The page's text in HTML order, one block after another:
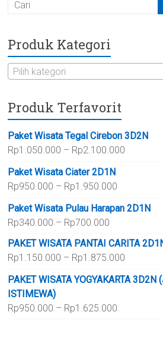
Produk Kategori
Pilih kategori
Produk Terfavorit
Paket Wisata Tegal Cirebon 3D2N
Rp1.050.000 – Rp2.100.000
Paket Wisata Ciater 2D1N
Rp950.000 – Rp1.950.000
Rp950.000
Paket Wisata Pulau Harapan 2D1N
Rp340.000 – Rp700.000
harga:
Rp340.000
hingga
Rp700.000
PAKET WISATA PANTAI CARITA
Rp1.150.000 – Rp1.875.000
PAKET WISATA YOGYAKARTA 3D2N
ISTIMEWA)
Rp950.000 – Rp1.625.000